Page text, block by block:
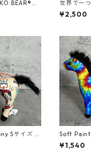
BEAR®
サイズ
世界で一
ny （ソフ
ー）/Mサ
¥2,500
Sサイズ U
Soft
SA FABRIC
¥1,540